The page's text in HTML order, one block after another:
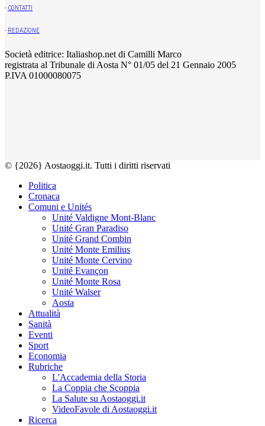
- CONTATTI
- REDAZIONE
Società editrice: Italiashop.net di Camilli Marco
registrata al Tribunale di Aosta N° 01/05 del 21 Gennaio 2005
P.IVA 01000080075
© {2026} Aostaoggi.it. Tutti i diritti riservati
Politica
Cronaca
Comuni e Unités
Unité Valdigne Mont-Blanc
Unité Gran Paradiso
Unité Grand Combin
Unité Monte Emilius
Unité Monte Cervino
Unité Evançon
Unité Monte Rosa
Unité Walser
Aosta
Attualità
Sanità
Eventi
Sport
Economia
Rubriche
L'Accademia della Storia
La Coppia che Scoppia
La Salute su Aostaoggi.it
VideoFavole di Aostaoggi.it
Ricerca